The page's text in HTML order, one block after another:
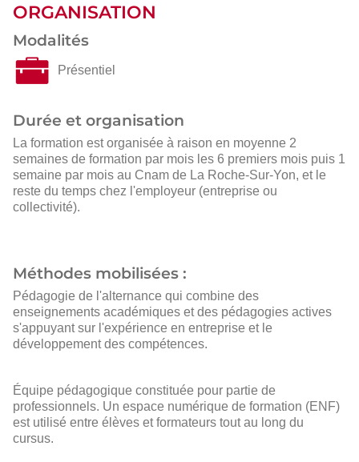
ORGANISATION
Modalités
Présentiel
Durée et organisation
La formation est organisée à raison en moyenne 2
semaines de formation par mois les 6 premiers mois puis 1
semaine par mois au Cnam de La Roche-Sur-Yon, et le
reste du temps chez l'employeur (entreprise ou
collectivité).
Méthodes mobilisées :
Pédagogie de l'alternance qui combine des
enseignements académiques et des pédagogies actives
s'appuyant sur l'expérience en entreprise et le
développement des compétences.
Équipe pédagogique constituée pour partie de
professionnels. Un espace numérique de formation (ENF)
est utilisé entre élèves et formateurs tout au long du
cursus.